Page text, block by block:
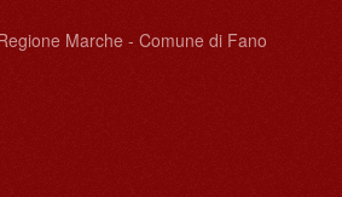
Marche - Comune di Fano